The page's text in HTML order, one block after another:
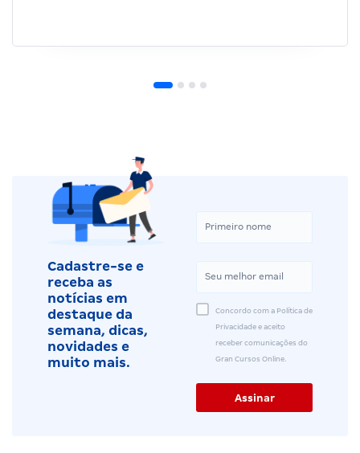
Cadastre-se e
receba as
notícias em
destaque da
semana, dicas,
novidades e
muito mais.
Concordo com a Política de
Privacidade e aceito
receber comunicações do
Gran Cursos Online.